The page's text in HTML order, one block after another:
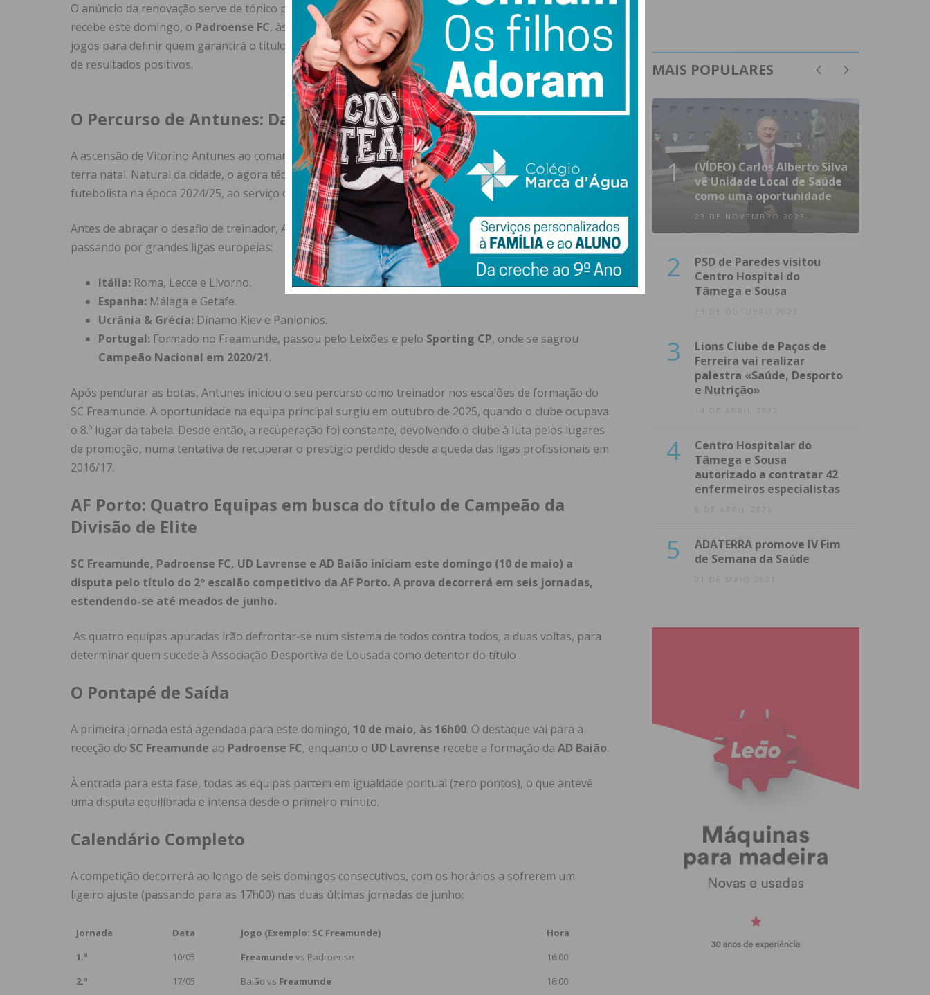
O anúncio da renovação serve de tónico para o primeiro grande desafio da fase final. O SC Freamunde
recebe este domingo, o Padroense FC, às 16h00 , no Complexo Desportivo SC Freamunde. Restam seis
jogos para definir quem garantirá o título, e o clube apela à presença dos adeptos para manter a senda
de resultados positivos.
O Percurso de Antunes: Da formação ao Banco do Freamunde
A ascensão de Vitorino Antunes ao comando técnico do Freamunde encerra um ciclo de ligação à sua
terra natal. Natural da cidade, o agora técnico de39 anos terminou a sua prestigiada carreira de
futebolista na época 2024/25, ao serviço do FC Paços de Ferreira.
Antes de abraçar o desafio de treinador, Antunes construiu um currículo internacional de relevo,
passando por grandes ligas europeias:
Itália: Roma, Lecce e Livorno.
Espanha: Málaga e Getafe.
Ucrânia & Grécia: Dínamo Kiev e Panionios.
Portugal: Formado no Freamunde, passou pelo Leixões e pelo Sporting CP, onde se sagrou
Campeão Nacional em 2020/21.
Após pendurar as botas, Antunes iniciou o seu percurso como treinador nos escalões de formação do
SC Freamunde. A oportunidade na equipa principal surgiu em outubro de 2025, quando o clube ocupava
o 8.º lugar da tabela. Desde então, a recuperação foi constante, devolvendo o clube à luta pelos lugares
de promoção, numa tentativa de recuperar o prestígio perdido desde a queda das ligas profissionais em
2016/17.
AF Porto: Quatro Equipas em busca do título de Campeão da
Divisão de Elite
SC Freamunde, Padroense FC, UD Lavrense e AD Baião iniciam este domingo (10 de maio) a
disputa pelo título do 2º escalão competitivo da AF Porto. A prova decorrerá em seis jornadas,
estendendo-se até meados de junho.
As quatro equipas apuradas irão defrontar-se num sistema de todos contra todos, a duas voltas, para
determinar quem sucede à Associação Desportiva de Lousada como detentor do título .
O Pontapé de Saída
A primeira jornada está agendada para este domingo, 10 de maio, às 16h00. O destaque vai para a
receção do SC Freamunde ao Padroense FC, enquanto o UD Lavrense recebe a formação da AD Baião.
À entrada para esta fase, todas as equipas partem em igualdade pontual (zero pontos), o que antevê
uma disputa equilibrada e intensa desde o primeiro minuto.
Calendário Completo
A competição decorrerá ao longo de seis domingos consecutivos, com os horários a sofrerem um
ligeiro ajuste (passando para as 17h00) nas duas últimas jornadas de junho:
Jornada Data Jogo (Exemplo: SC Freamunde)
Hora
1.ª
10/05 Freamundevs Padroense
16:00
2.ª
17/05 Baião vs Freamunde 16:00
MAIS POPULARES
1
(VÍDEO) Carlos Alberto Silva
vê Unidade Local de Saúde
como uma oportunidade
23 DE NOVEMBRO 2023
2
PSD de Paredes visitou
Centro Hospital do
Tâmega e Sousa
23 DE OUTUBRO 2023
3
Lions Clube de Paços de
Ferreira vai realizar
palestra «Saúde, Desporto
e Nutrição»
14 DE ABRIL 2022
4
Centro Hospitalar do
Tâmega e Sousa
autorizado a contratar 42
enfermeiros especialistas
8 DE ABRIL 2022
5
ADATERRA promove IV Fim
de Semana da Saúde
21 DE MAIO 2021